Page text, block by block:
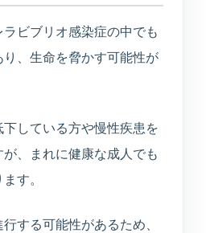
能
ぜ
さ
ービス
ビリ
ビブリオ感染症の中でも
、生命を脅かす可能性が
している方や慢性疾患を
、まれに健康な成人でも
す。
する可能性があるため、